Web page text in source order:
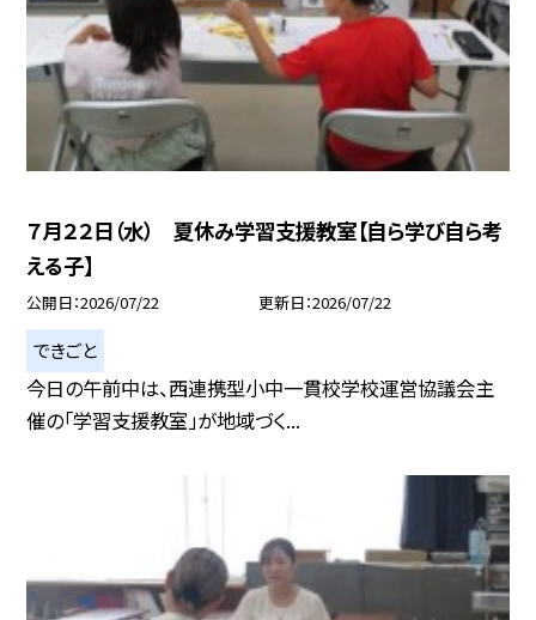
７月２２日（水） 夏休み学習支援教室【自ら学び自ら考
える子】
公開日 2026/07/22 更新日 2026/07/22
できごと
今日の午前中は、西連携型小中一貫校学校運営協議会主
催の「学習支援教室」が地域づく...